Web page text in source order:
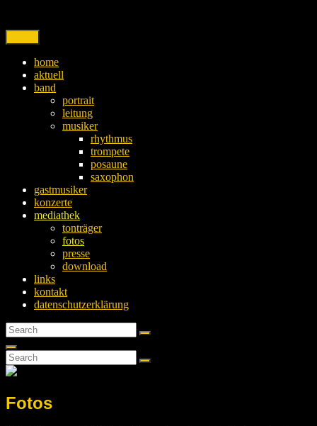
home
aktuell
band
portrait
leitung
musiker
rhythmus
trompete
posaune
saxophon
gastmusiker
konzerte
mediathek
tonträger
fotos
presse
download
links
kontakt
datenschutzerklärung
Search
for:
Search
Search
Search
for:
Search
Fotos